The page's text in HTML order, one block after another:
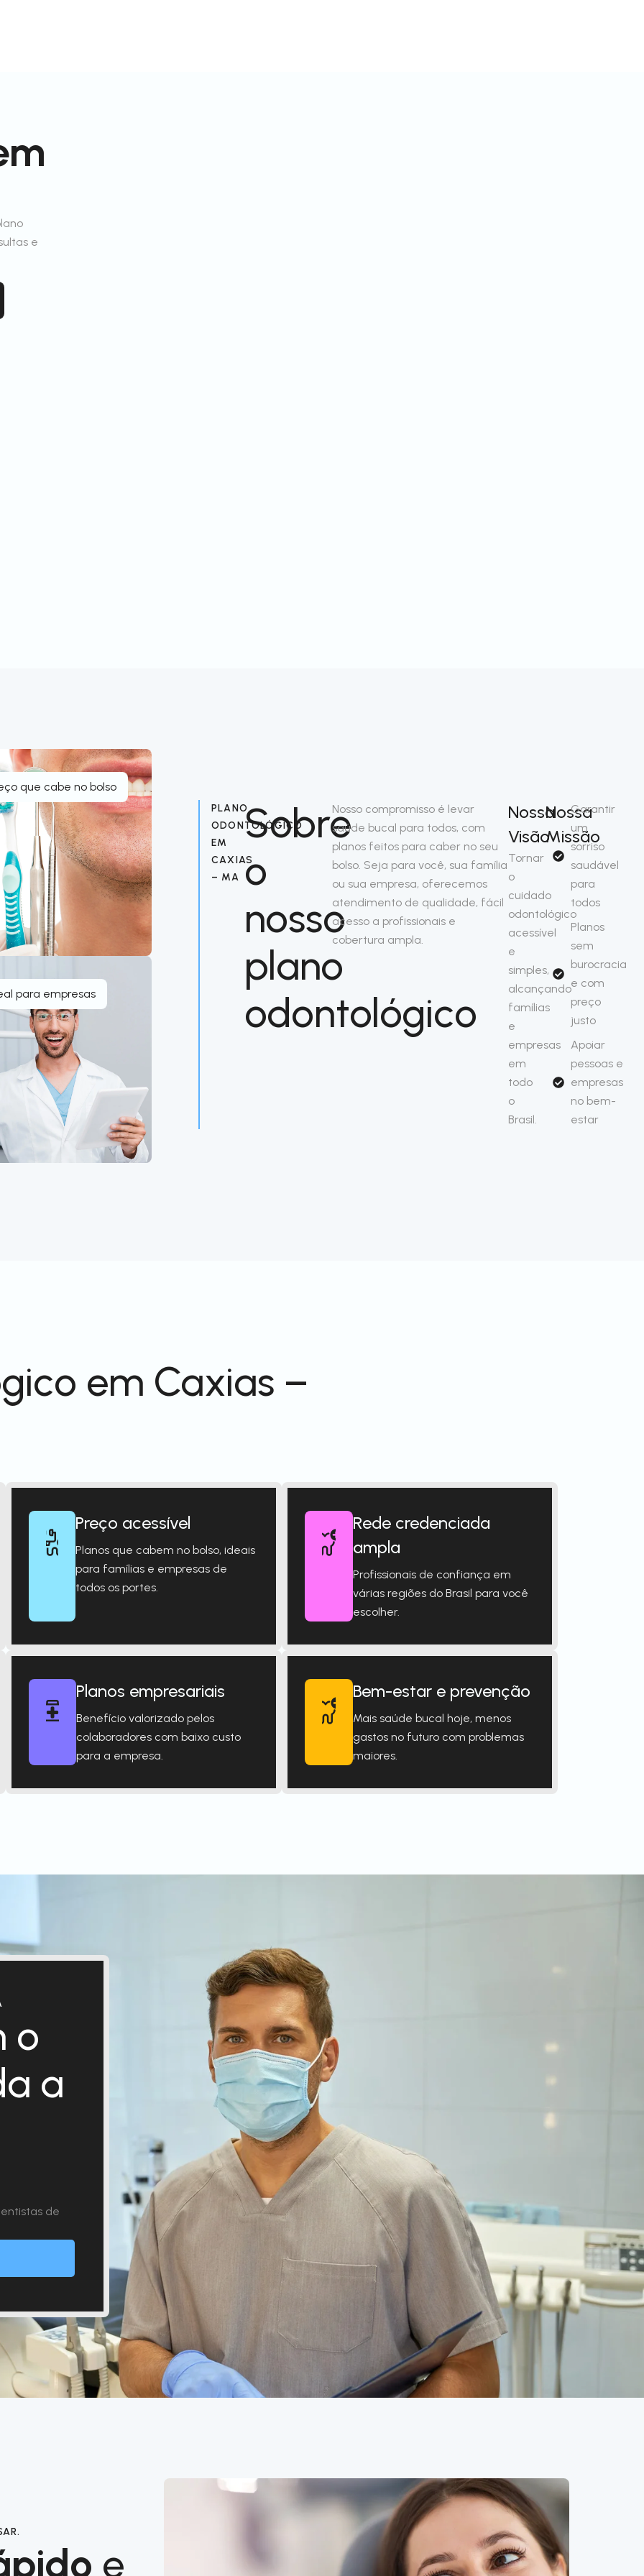
e
que cabe no bolso
para empresas
PLANO
ODONTOLÓGICO
EM
CAXIAS
– MA
Sobre
o
nosso
plano
odontológico
Nosso compromisso é levar
saúde bucal para todos, com
planos feitos para caber no seu
bolso. Seja para você, sua família
ou sua empresa, oferecemos
atendimento de qualidade, fácil
acesso a profissionais e
cobertura ampla.
Nossa
Visão
Tornar
o
cuidado
odontológico
acessível
e
simples,
alcançando
famílias
e
empresas
em
todo
o
Brasil.
Nossa
Missão
Garantir
um
sorriso
saudável
para
todos
Planos
sem
burocracia
e com
preço
justo
Apoiar
pessoas e
empresas
no bem-
estar
em Caxias –
Preço acessível
Planos que cabem no bolso, ideais
para famílias e empresas de
todos os portes.
Rede credenciada
ampla
Profissionais de confiança em
várias regiões do Brasil para você
escolher.
Planos empresariais
Benefício valorizado pelos
colaboradores com baixo custo
para a empresa.
Bem-estar e prevenção
Mais saúde bucal hoje, menos
gastos no futuro com problemas
maiores.
o
a
de
e